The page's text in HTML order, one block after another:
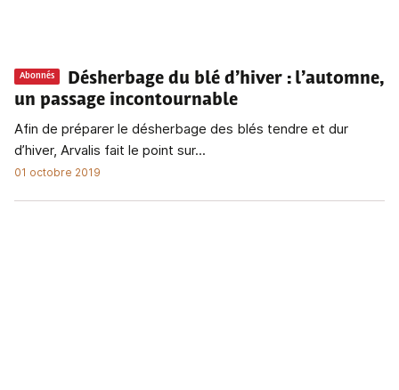
Abonnés Désherbage du blé d’hiver : l’automne,
un passage incontournable
Afin de préparer le désherbage des blés tendre et dur
d’hiver, Arvalis fait le point sur...
01 octobre 2019